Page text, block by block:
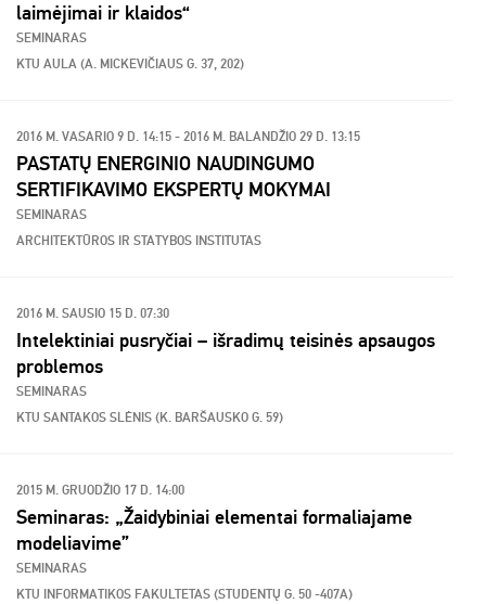
laimėjimai ir klaidos“
SEMINARAS
KTU AULA (A. MICKEVIČIAUS G. 37, 202)
2016 M. VASARIO 9 D. 14:15 - 2016 M. BALANDŽIO 29 D. 13:15
PASTATŲ ENERGINIO NAUDINGUMO
SERTIFIKAVIMO EKSPERTŲ MOKYMAI
SEMINARAS
ARCHITEKTŪROS IR STATYBOS INSTITUTAS
2016 M. SAUSIO 15 D. 07:30
Intelektiniai pusryčiai – išradimų teisinės apsaugos
problemos
SEMINARAS
KTU SANTAKOS SLĖNIS (K. BARŠAUSKO G. 59)
2015 M. GRUODŽIO 17 D. 14:00
Seminaras: „Žaidybiniai elementai formaliajame
modeliavime”
SEMINARAS
KTU INFORMATIKOS FAKULTETAS (STUDENTŲ G. 50 -407A)